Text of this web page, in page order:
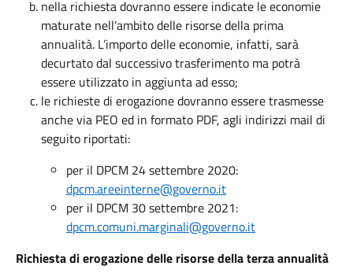
nella richiesta dovranno essere indicate le economie
maturate nell’ambito delle risorse della prima
annualità. L’importo delle economie, infatti, sarà
decurtato dal successivo trasferimento ma potrà
essere utilizzato in aggiunta ad esso;
le richieste di erogazione dovranno essere trasmesse
anche via PEO ed in formato PDF, agli indirizzi mail di
seguito riportati:
per il DPCM 24 settembre 2020:
dpcm.areeinterne@governo.it
per il DPCM 30 settembre 2021:
dpcm.comuni.marginali@governo.it
Richiesta di erogazione delle risorse della terza annualità